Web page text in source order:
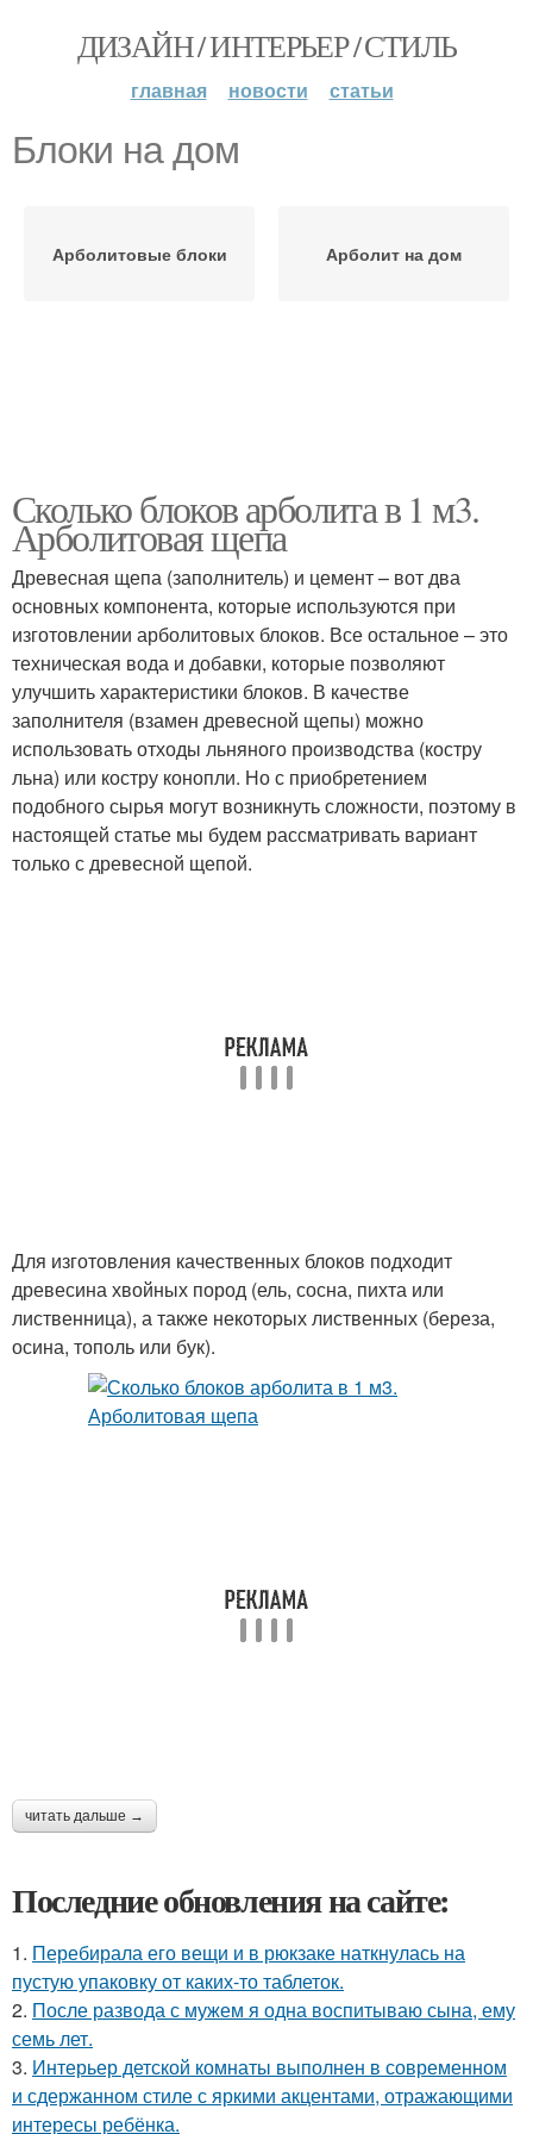
ДИЗАЙН / ИНТЕРЬЕР / СТИЛЬ
главная новости статьи
Блоки на дом
Арболитовые блоки Арболит на дом
Сколько блоков арболита в 1 м3.
Арболитовая щепа
Древесная щепа (заполнитель) и цемент – вот два
основных компонента, которые используются при
изготовлении арболитовых блоков. Все остальное – это
техническая вода и добавки, которые позволяют
улучшить характеристики блоков. В качестве
заполнителя (взамен древесной щепы) можно
использовать отходы льняного производства (костру
льна) или костру конопли. Но с приобретением
подобного сырья могут возникнуть сложности, поэтому в
настоящей статье мы будем рассматривать вариант
только с древесной щепой.
Для изготовления качественных блоков подходит
древесина хвойных пород (ель, сосна, пихта или
лиственница), а также некоторых лиственных (береза,
осина, тополь или бук).
читать дальше →
Последние обновления на сайте:
1. Перебирала его вещи и в рюкзаке наткнулась на
пустую упаковку от каких-то таблеток.
2. После развода с мужем я одна воспитываю сына, ему
семь лет.
3. Интерьер детской комнаты выполнен в современном
и сдержанном стиле с яркими акцентами, отражающими
интересы ребёнка.